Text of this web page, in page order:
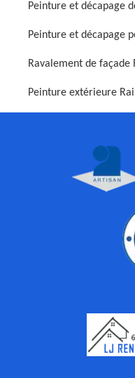
Peinture et décapage
Peinture et décapage
Ravalement de façade
Peinture extérieure